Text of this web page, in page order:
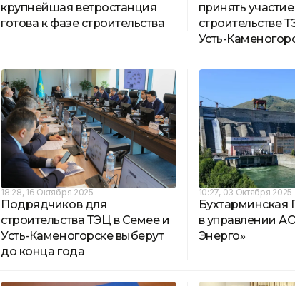
крупнейшая ветростанция
готова к фазе строительства
принять
строительстве
Усть-
18:28, 16 Октября 2025
Подрядчиков для
строительства ТЭЦ в Семее и
Усть-Каменогорске выберут
до конца года
10:27, 03 Октября 2025
Бухтарминская
в управлении
Энерго»